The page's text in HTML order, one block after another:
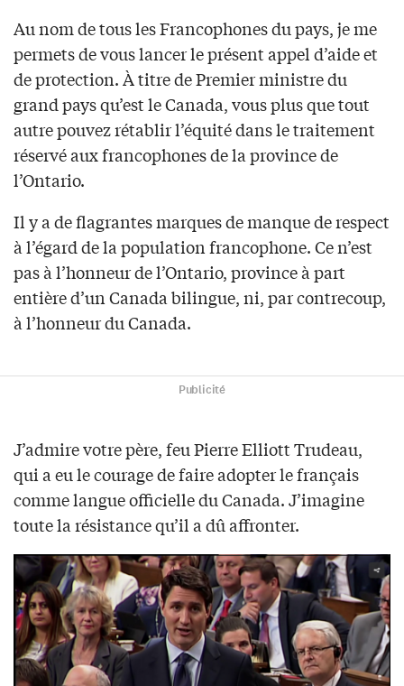
Au nom de tous les Francophones du pays, je me
permets de vous lancer le présent appel d’aide et
de protection. À titre de Premier ministre du
grand pays qu’est le Canada, vous plus que tout
autre pouvez rétablir l’équité dans le traitement
réservé aux francophones de la province de
l’Ontario.
Il y a de flagrantes marques de manque de respect
à l’égard de la population francophone. Ce n’est
pas à l’honneur de l’Ontario, province à part
entière d’un Canada bilingue, ni, par contrecoup,
à l’honneur du Canada.
Publicité
J’admire votre père, feu Pierre Elliott Trudeau,
qui a eu le courage de faire adopter le français
comme langue officielle du Canada. J’imagine
toute la résistance qu’il a dû affronter.